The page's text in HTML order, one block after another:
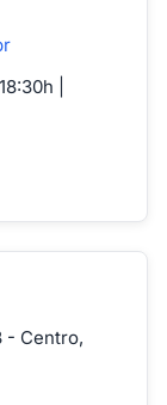
|
- Centro,